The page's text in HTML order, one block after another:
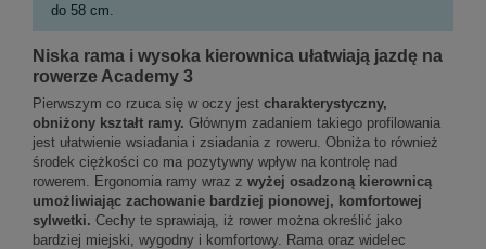
do 58 cm.
Niska rama i wysoka kierownica ułatwiają jazdę na
rowerze Academy 3
Pierwszym co rzuca się w oczy jest charakterystyczny,
obniżony kształt ramy. Głównym zadaniem takiego profilowania
jest ułatwienie wsiadania i zsiadania z roweru. Obniża to również
środek ciężkości co ma pozytywny wpływ na kontrolę nad
rowerem. Ergonomia ramy wraz z wyżej osadzoną kierownicą
umożliwiając zachowanie bardziej pionowej, komfortowej
sylwetki. Cechy te sprawiają, iż rower można określić jako
bardziej miejski, wygodny i komfortowy. Rama oraz widelec